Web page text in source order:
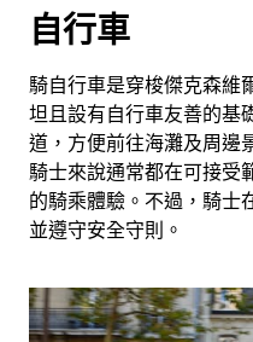
自行車
騎自行車是穿梭傑克森維
坦且設有自行車友善的基
道，方便前往海灘及周邊
騎士來說通常都在可接受
的騎乘體驗。不過，騎士
並遵守安全守則。